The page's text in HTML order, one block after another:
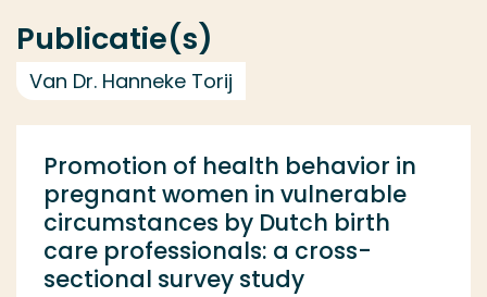
Publicatie(s)
Van Dr. Hanneke Torij
Promotion of health behavior in
pregnant women in vulnerable
circumstances by Dutch birth
care professionals: a cross-
sectional survey study